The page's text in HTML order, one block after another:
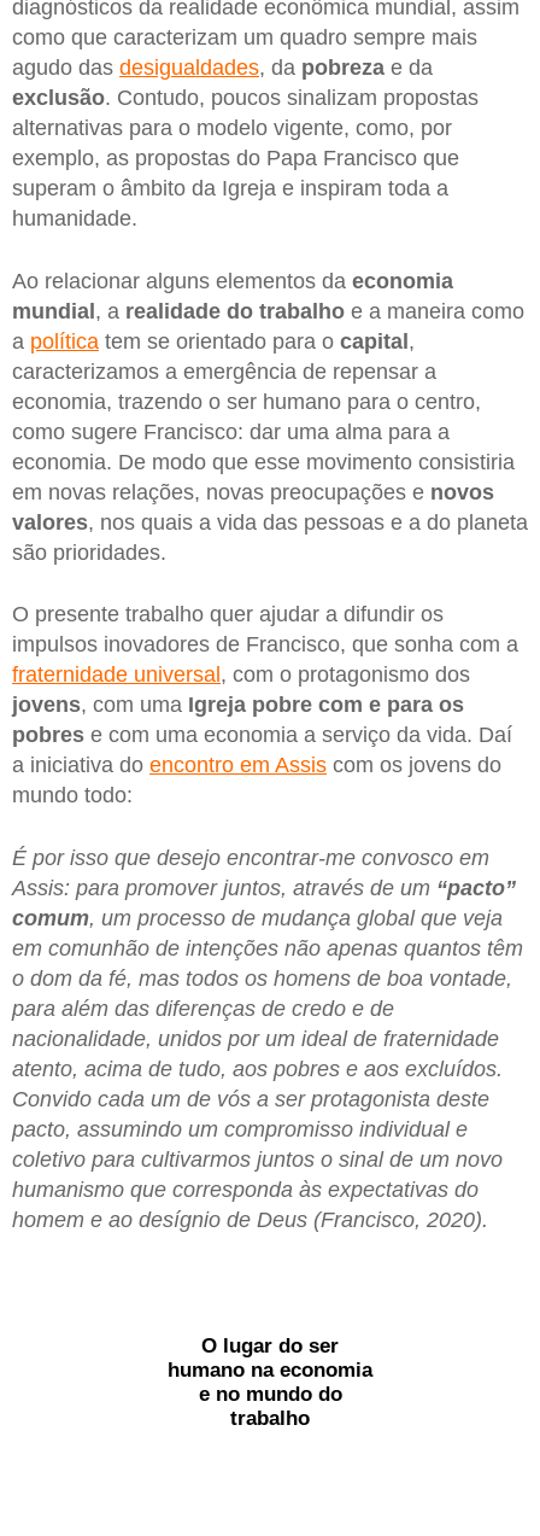
diagnósticos da realidade econômica mundial, assim
como que caracterizam um quadro sempre mais
agudo das desigualdades, da pobreza e da
exclusão. Contudo, poucos sinalizam propostas
alternativas para o modelo vigente, como, por
exemplo, as propostas do Papa Francisco que
superam o âmbito da Igreja e inspiram toda a
humanidade.
Ao relacionar alguns elementos da economia
mundial, a realidade do trabalho e a maneira como
a política tem se orientado para o capital,
caracterizamos a emergência de repensar a
economia, trazendo o ser humano para o centro,
como sugere Francisco: dar uma alma para a
economia. De modo que esse movimento consistiria
em novas relações, novas preocupações e novos
valores, nos quais a vida das pessoas e a do planeta
são prioridades.
O presente trabalho quer ajudar a difundir os
impulsos inovadores de Francisco, que sonha com a
fraternidade universal , com o protagonismo dos
jovens, com uma Igreja pobre com e para os
pobres e com uma economia a serviço da vida. Daí
a iniciativa do encontro em Assis com os jovens do
mundo todo:
É por isso que desejo encontrar-me convosco em
Assis: para promover juntos, através de um “pacto”
comum, um processo de mudança global que veja
em comunhão de intenções não apenas quantos têm
o dom da fé, mas todos os homens de boa vontade,
para além das diferenças de credo e de
nacionalidade, unidos por um ideal de fraternidade
atento, acima de tudo, aos pobres e aos excluídos.
Convido cada um de vós a ser protagonista deste
pacto, assumindo um compromisso individual e
coletivo para cultivarmos juntos o sinal de um novo
humanismo que corresponda às expectativas do
homem e ao desígnio de Deus (Francisco, 2020).
O lugar do ser
humano na economia
e no mundo do
trabalho